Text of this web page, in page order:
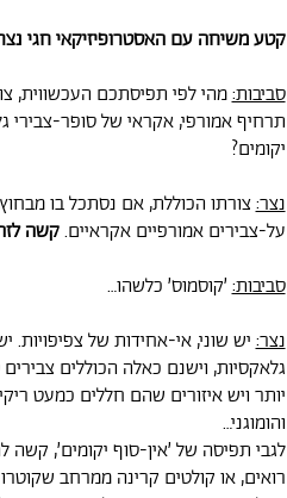
קטע משיחה עם האסטרופיזיקאי חגי
סביבות:מהי לפי תפיסתכם העכשווית,
תרחיף אמורפי, אקראי של סופר-צבירי
יקומים?
נצר:צורתו הכוללת, אם נסתכל בו
על-צבירים אמורפיים אקראיים.קשה
סביבות:׳קוסמוס׳ כלשהו…
נצר:יש שוני, אי-אחידות של צפיפויות.
גלאקסיות, וישנם כאלה הכוללים
יותר ויש איזורים שהם חללים כמעט
והומוגני…
לגבי תפיסה של ׳אין-סוף יקומים׳,